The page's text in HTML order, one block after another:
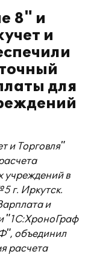
8" и
и
для
и Торговля"
учреждений в
г. Иркутск.
и
"1С:ХроноГраф
объединил
расчета